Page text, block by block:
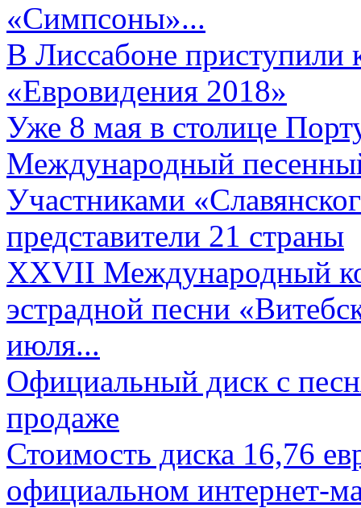
«Симпсоны»...
В Лиссабоне приступили
«Евровидения 2018»
Уже 8 мая в столице
Международный
Участниками
представители 21 страны
XXVII Международный
эстрадной песни
июля...
Официальный диск с
продаже
Стоимость диска 16,76
официальном интернет-